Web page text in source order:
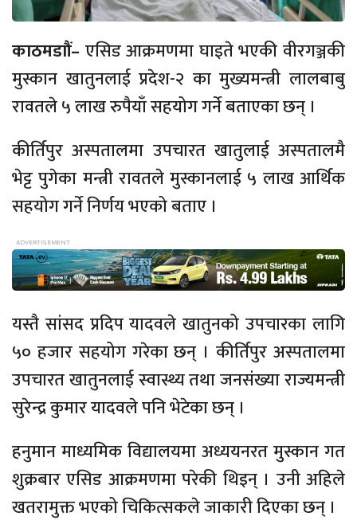
काठमडाौं– एसिड आक्रमणमा घाइते भएकी वीरगञ्जकी
मुस्कान खातुनलाई प्रदेश-२ का मुख्यमन्त्री लालबाबु
रावतले ५ लाख रुपैयाँ सहयोग गर्ने बताएका छन् ।
कीर्तिपुर अस्पतालमा उपचारत खातुलाई अस्पतालमै
भेट्ट पुगेका मन्त्री रावतले मुस्कानलाई ५ लाख आर्थिक
सहयोग गर्ने निर्णय भएको बताए ।
यस्तै सांसद प्रदिप यादवले खातुनको उपचारका लागि
५० हजार सहयोग गरेका छन् । कीर्तिपुर अस्पतालमा
उपचारत खातुनलाई स्वास्थ्य तथा जनसंख्या राज्यमन्त्री
सुरेन्द्र कुमार यादवले पनि भेटेका छन् ।
हनुमान माध्यमिक विद्यालयमा अध्ययनरत मुस्कान गत
शुक्रबार एसिड आक्रमणमा परेकी थिइन् । उनी अहिले
खतरामुक्त भएको चिकित्सकले जाकारी दिएका छन् ।